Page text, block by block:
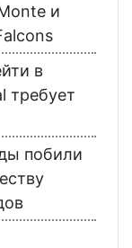
и
в
требует
побили